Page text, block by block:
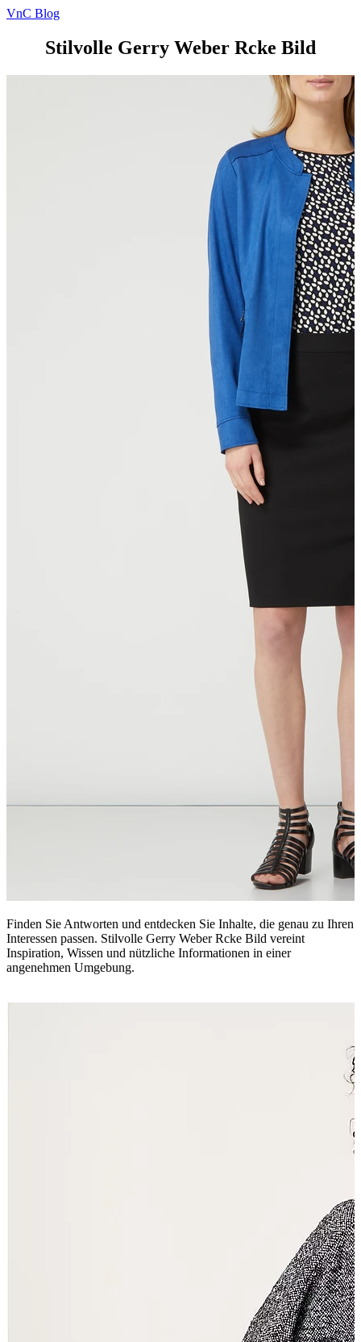
VnC Blog
Stilvolle Gerry Weber Rcke Bild
Finden Sie Antworten und entdecken Sie Inhalte, die genau zu Ihren
Interessen passen. Stilvolle Gerry Weber Rcke Bild vereint
Inspiration, Wissen und nützliche Informationen in einer
angenehmen Umgebung.